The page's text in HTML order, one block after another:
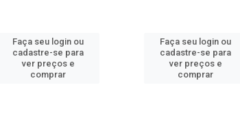
Faça seu login ou
cadastre-se para
ver preços e
comprar
Faça seu login ou
cadastre-se para
ver preços e
comprar